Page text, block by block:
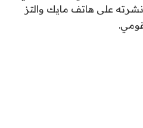
على هاتف مايك والتز